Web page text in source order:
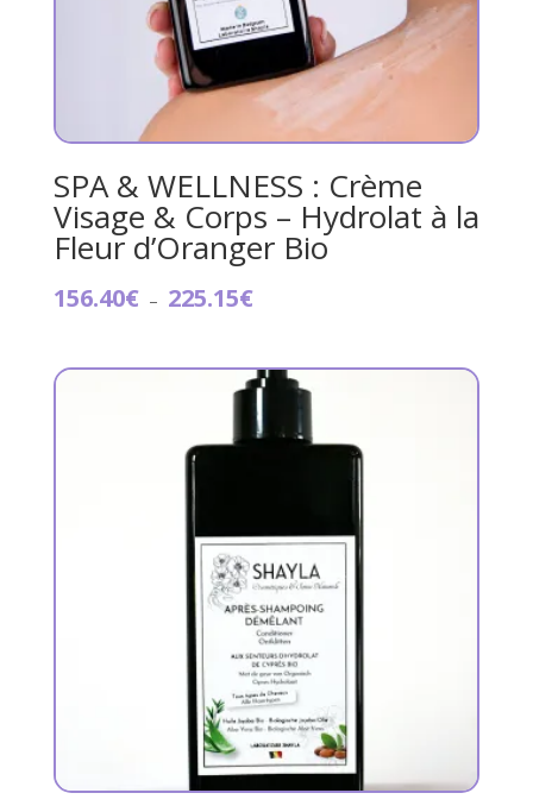
SPA & WELLNESS : Crème
Visage & Corps – Hydrolat à la
Fleur d’Oranger Bio
156.40€ – 225.15€Plage
156.40€
225.15€